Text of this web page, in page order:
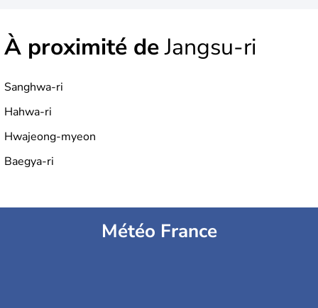
À proximité deJangsu-ri
Sanghwa-ri
Hahwa-ri
Hwajeong-myeon
Baegya-ri
Météo France